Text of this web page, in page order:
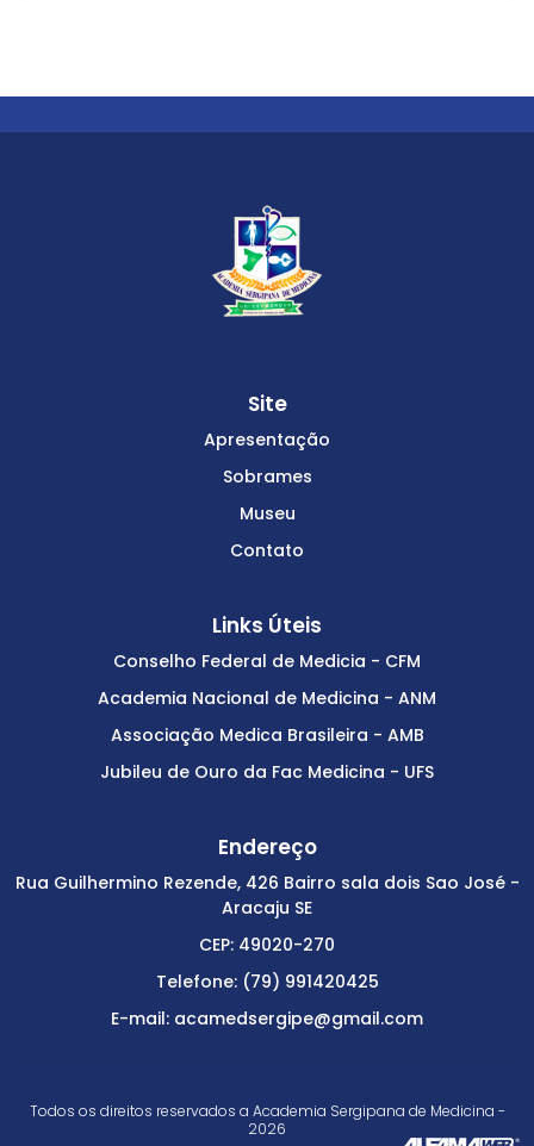
Site
Apresentação
Sobrames
Museu
Contato
Links Úteis
Conselho Federal de Medicia - CFM
Academia Nacional de Medicina - ANM
Associação Medica Brasileira - AMB
Jubileu de Ouro da Fac Medicina - UFS
Endereço
Rua Guilhermino Rezende, 426 Bairro sala dois Sao José -
Aracaju SE
CEP: 49020-270
Telefone: (79) 991420425
E-mail: acamedsergipe@gmail.com
Todos os direitos reservados a Academia Sergipana de Medicina -
2026